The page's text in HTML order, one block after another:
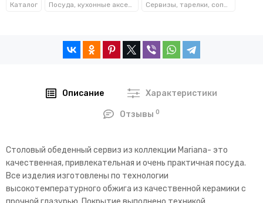
Каталог Посуда, кухонные аксессуары и принадлежности TM Kamille TM Ofenbach Сервизы, тарелки, сопутствующие
Описание Характеристики
Отзывы0
Столовый обеденный сервиз из коллекции Mariana- это
качественная, привлекательная и очень практичная посуда.
Все изделия изготовлены по технологии
высокотемпературного обжига из качественной керамики с